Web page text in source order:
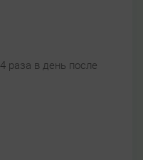
раза в день после